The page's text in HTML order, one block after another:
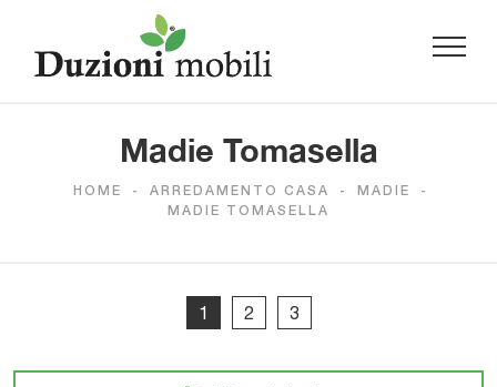
Madie Tomasella
HOME - ARREDAMENTO CASA - MADIE
-
MADIE TOMASELLA
1 2 3